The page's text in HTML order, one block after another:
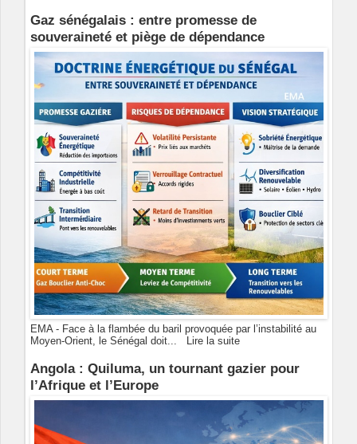
Gaz sénégalais : entre promesse de
souveraineté et piège de dépendance
EMA - Face à la flambée du baril provoquée par l’instabilité au
Moyen-Orient, le Sénégal doit...
Lire la suite
Angola : Quiluma, un tournant gazier pour
l’Afrique et l’Europe